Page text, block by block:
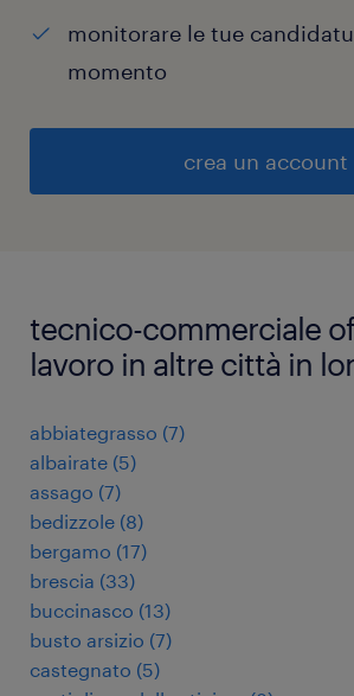
monitorare le tue
momento
crea un account
tecnico-commerciale
lavoro in altre città in
abbiategrasso (7)
albairate (5)
assago (7)
bedizzole (8)
bergamo (17)
brescia (33)
buccinasco (13)
busto arsizio (7)
castegnato (5)